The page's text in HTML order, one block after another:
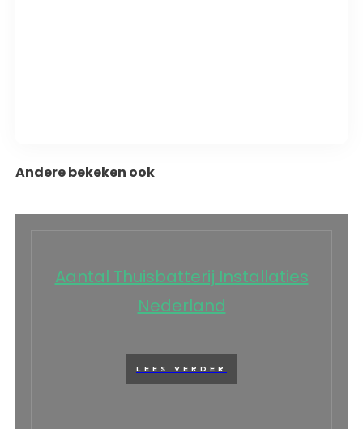
Andere bekeken ook
Aantal Thuisbatterij Installaties
Nederland
LEES VERDER